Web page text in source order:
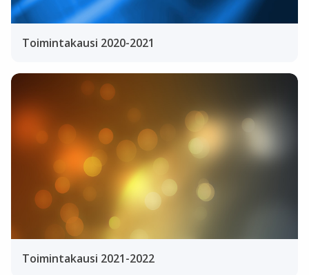
Toimintakausi 2020-2021
Toimintakausi 2021-2022